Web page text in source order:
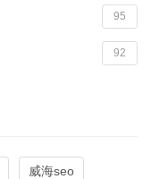
95
92
威海seo